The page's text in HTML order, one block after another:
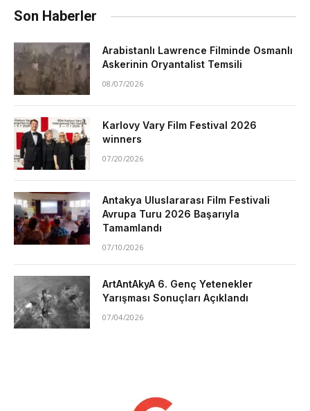
Son Haberler
Arabistanlı Lawrence Filminde Osmanlı
Askerinin Oryantalist Temsili
08/07/2026
Karlovy Vary Film Festival 2026
winners
07/20/2026
Antakya Uluslararası Film Festivali
Avrupa Turu 2026 Başarıyla
Tamamlandı
07/10/2026
ArtAntAkyA 6. Genç Yetenekler
Yarışması Sonuçları Açıklandı
07/04/2026